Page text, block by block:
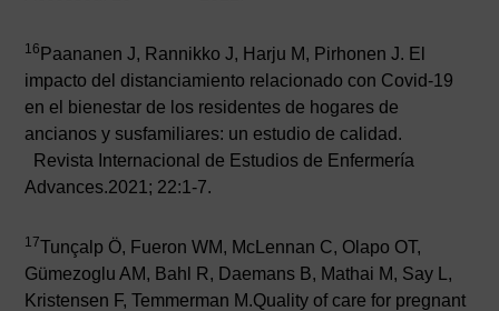
16 Paananen J, Rannikko J, Harju M, Pirhonen J. El
impacto del distanciamiento relacionado con Covid-19
en el bienestar de los residentes de hogares de
ancianos y susfamiliares: un estudio de calidad.
Revista Internacional de Estudios de Enfermería
Advances.2021; 22:1-7.
17Tunçalp Ö, Fueron WM, McLennan C, Olapo OT,
Gümezoglu AM, Bahl R, Daemans B, Mathai M, Say L,
Kristensen F, Temmerman M.Quality of care for pregnant